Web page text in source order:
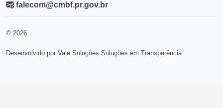
falecom@cmbf.pr.gov.br
© 2026 .
Desenvolvido por Vale Soluções Soluções em Transparência